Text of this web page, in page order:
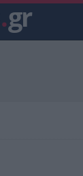
.gr